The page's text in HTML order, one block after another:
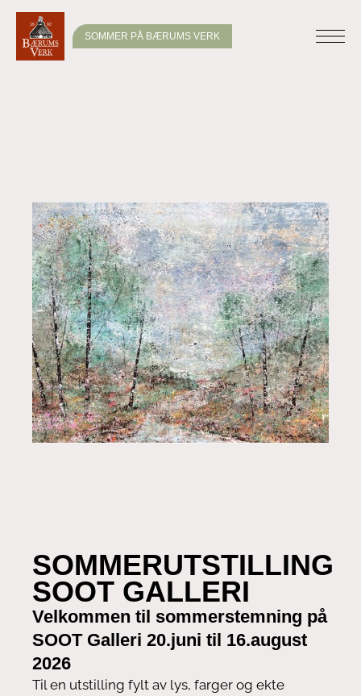
SOMMER PÅ BÆRUMS VERK
SOMMERUTSTILLING
SOOT GALLERI
Velkommen til sommerstemning på
SOOT Galleri 20.juni til 16.august
2026
Til en utstilling fylt av lys, farger og ekte